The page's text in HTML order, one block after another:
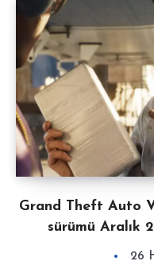
Grand Theft Auto
sürümü Aralık
26